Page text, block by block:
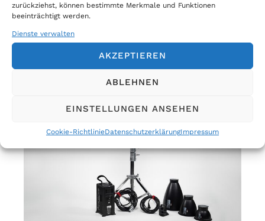
zurückziehst, können bestimmte Merkmale und Funktionen
beeinträchtigt werden.
Dienste verwalten
AKZEPTIEREN
ABLEHNEN
EINSTELLUNGEN ANSEHEN
Cookie-RichtlinieDatenschutzerklärungImpressum
Auswahl an LED-
Fresnels